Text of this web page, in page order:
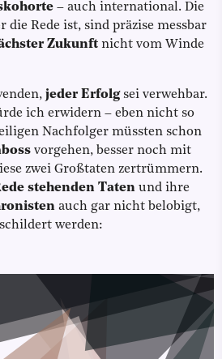
– auch international. Die
die Rede ist, sind präzise messbar
Zukunft nicht vom Winde
jeder Erfolgsei verwehbar.
ich erwidern – eben nicht so
Nachfolger müssten schon
vorgehen, besser noch mit
zwei Großtaten zertrümmern.
stehenden Taten und ihre
auch gar nicht belobigt,
werden: